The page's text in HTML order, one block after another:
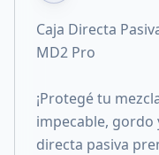
Caja Directa
MD2 Pro
¡Protegé tu
impecable, gordo
directa pasiva